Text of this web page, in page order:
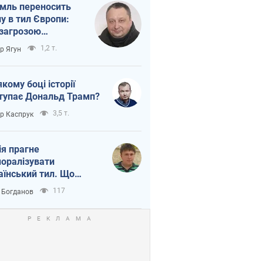
переносить
в тил Європи:
логістика
Ягун 1,2 т.
боці історії
Дональд Трамп?
Каспрук 3,5 т.
прагне
тил. Що
собі нагадати
Богданов 117